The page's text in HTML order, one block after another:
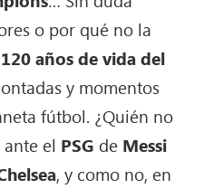
o por qué no la
120 años de vida del
y momentos
fútbol. ¿Quién no
el PSG de Messi
, y como no, en